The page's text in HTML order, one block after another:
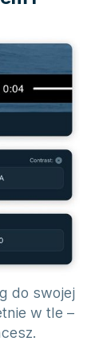
do swojej
w tle –